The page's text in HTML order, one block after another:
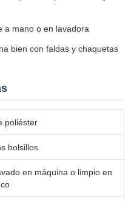
a mano o en lavadora
bien con faldas y chaquetas
poliéster
bolsillos
en máquina o limpio en